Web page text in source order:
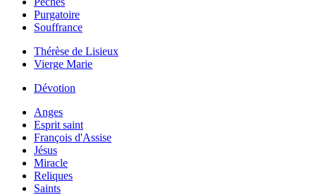
Purgatoire
Souffrance
Thérèse de Lisieux
Vierge Marie
Dévotion
Anges
Esprit saint
François d'Assise
Jésus
Miracle
Reliques
Saints